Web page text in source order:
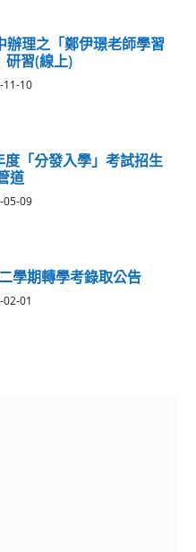
辦理之「鄭伊璟老師學習
研習(線上)
11-10
「分發入學」考試招生
道
05-09
學期轉學考錄取公告
01